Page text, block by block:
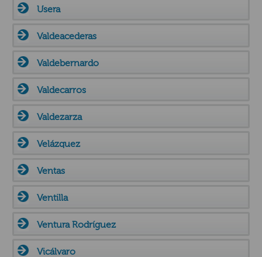
Usera
Valdeacederas
Valdebernardo
Valdecarros
Valdezarza
Velázquez
Ventas
Ventilla
Ventura Rodríguez
Vicálvaro